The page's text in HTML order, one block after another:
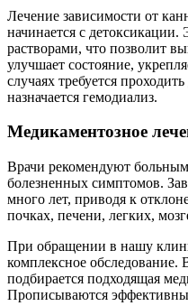
Лечение зависимости от
начинается с
растворами, что позволит
улучшает состояние,
случаях требуется
назначается гемодиализ.
Медикаментозное
Врачи рекомендуют больным
болезненных симптомов.
много лет, приводя к
почках, печени, легких,
При обращении в нашу
комплексное обследование.
подбирается подходящая
Прописываются